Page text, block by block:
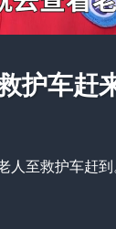
护车赶
人至救护车赶